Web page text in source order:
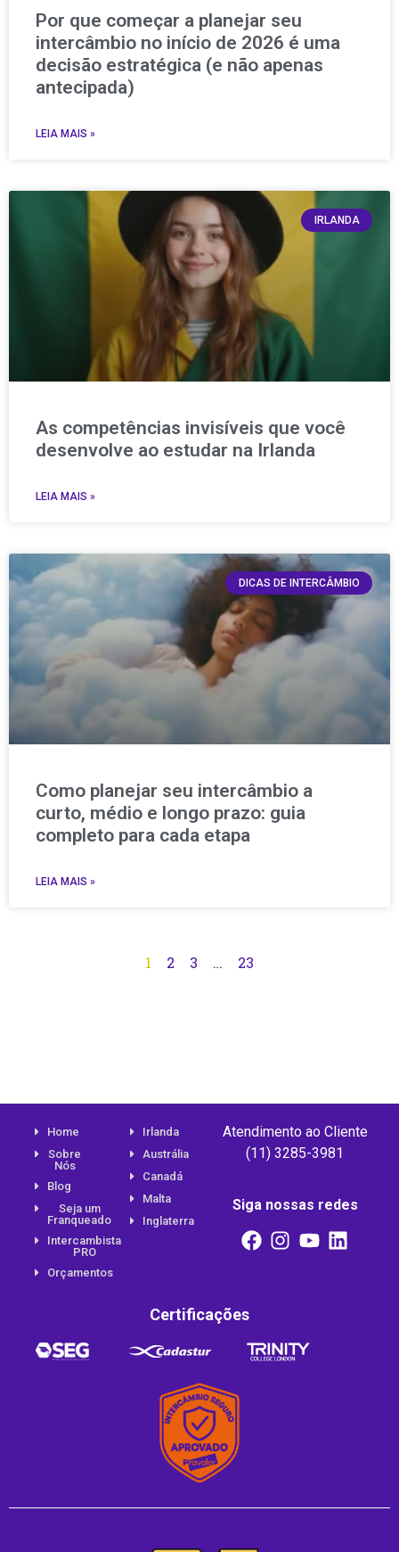
Por que começar a planejar seu
intercâmbio no início de 2026 é uma
decisão estratégica (e não apenas
antecipada)
LEIA MAIS »
IRLANDA
As competências invisíveis que você
desenvolve ao estudar na Irlanda
LEIA MAIS »
DICAS DE INTERCÂMBIO
Como planejar seu intercâmbio a
curto, médio e longo prazo: guia
completo para cada etapa
LEIA MAIS »
1 2 3 … 23
Home
Sobre
Nós
Blog
Seja um
Franqueado
Intercambista
PRO
Orçamentos
Irlanda
Austrália
Canadá
Malta
Inglaterra
Atendimento ao Cliente
(11) 3285-3981
Siga nossas redes
Certificações